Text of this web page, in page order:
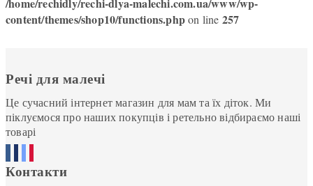
content/themes/shop10/functions.phpon line 257
Речі для малечі
Це сучасний інтернет магазин для мам та їх діток. Ми
піклуємося про наших покупців і ретельно відбираємо наші
товарі
Контакти